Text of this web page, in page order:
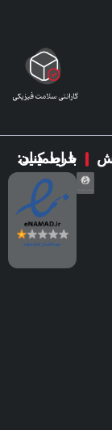
با اطمینان خرید کنید: